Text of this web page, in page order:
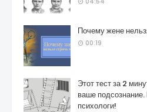
Почему жене
00:19
Этот тест за 2
ваше
психологи!